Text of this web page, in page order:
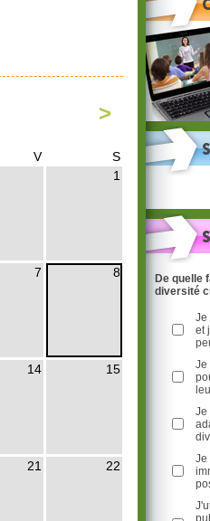
>
V
S
1
7 8
14 15
21 22
De quelle
diversité
Je
et
Je
Je
Je